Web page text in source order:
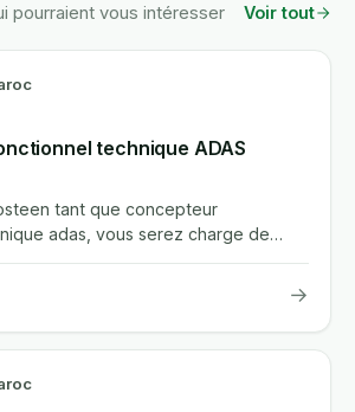
pourraient vous intéresser Voir tout
technique ADAS
tant que concepteur
adas, vous serez charge de
et valider...
→